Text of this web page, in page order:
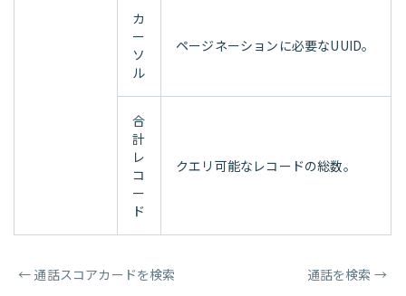
カ
ー
ソ
ル
ページネーションに必要なUUID。
合
計
レ
コ
ー
ド
クエリ可能なレコードの総数。
ページャー
← 通話スコアカードを検索 通話を検索 →